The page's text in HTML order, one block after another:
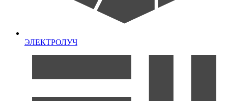
ЭЛЕКТРОЛУЧ